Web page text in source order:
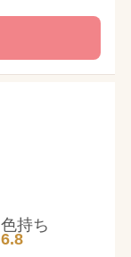
色持ち
6.8